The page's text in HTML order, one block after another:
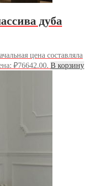
дуба
цена составляла
₽76642.00. В корзину